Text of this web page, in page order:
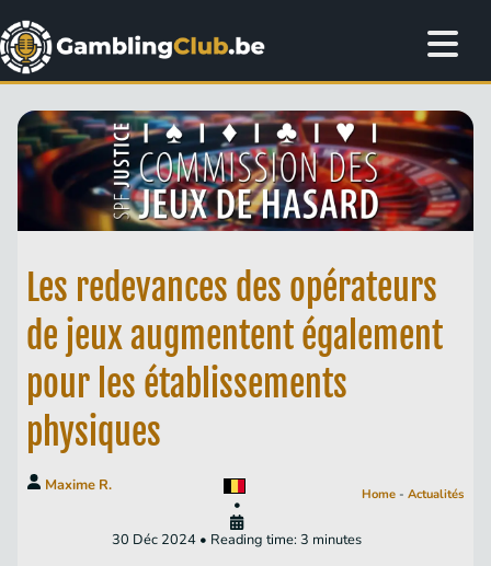
Les redevances des opérateurs
de jeux augmentent également
pour les établissements
physiques
Maxime R.
•
30 Déc 2024 • Reading time: 3 minutes
Home - Actualités